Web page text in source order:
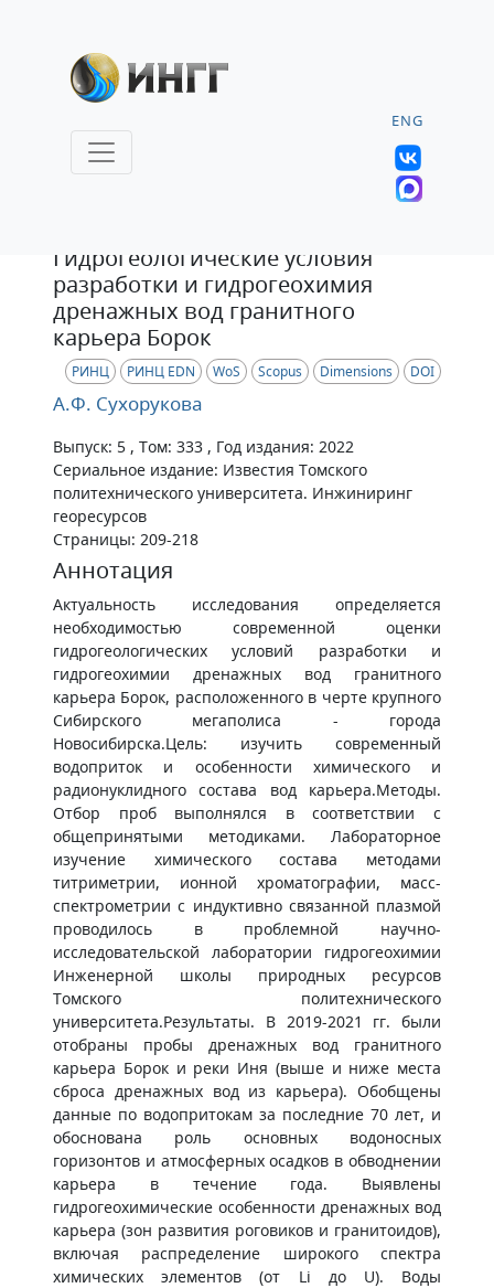
ENG
Гидрогеологические условия
разработки и гидрогеохимия
дренажных вод гранитного
карьера Борок
РИНЦ РИНЦ EDN WoS Scopus Dimensions DOI
А.Ф. Сухорукова
Выпуск: 5 , Том: 333 , Год издания: 2022
Сериальное издание: Известия Томского
политехнического университета. Инжиниринг
георесурсов
Страницы: 209-218
Аннотация
Актуальность исследования определяется
необходимостью современной оценки
гидрогеологических условий разработки и
гидрогеохимии дренажных вод гранитного
карьера Борок, расположенного в черте крупного
Сибирского мегаполиса - города
Новосибирска.Цель: изучить современный
водоприток и особенности химического и
радионуклидного состава вод карьера.Методы.
Отбор проб выполнялся в соответствии с
общепринятыми методиками. Лабораторное
изучение химического состава методами
титриметрии, ионной хроматографии, масс-
спектрометрии с индуктивно связанной плазмой
проводилось в проблемной научно-
исследовательской лаборатории гидрогеохимии
Инженерной школы природных ресурсов
Томского политехнического
университета.Результаты. В 2019-2021 гг. были
отобраны пробы дренажных вод гранитного
карьера Борок и реки Иня (выше и ниже места
сброса дренажных вод из карьера). Обобщены
данные по водопритокам за последние 70 лет, и
обоснована роль основных водоносных
горизонтов и атмосферных осадков в обводнении
карьера в течение года. Выявлены
гидрогеохимические особенности дренажных вод
карьера (зон развития роговиков и гранитоидов),
включая распределение широкого спектра
химических элементов (от Li до U). Воды